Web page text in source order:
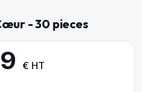
- 30 pieces
€ HT